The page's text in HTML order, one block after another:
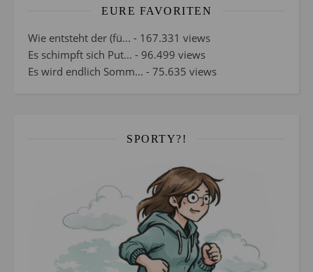
EURE FAVORITEN
Wie entsteht der (fü... - 167.331 views
Es schimpft sich Put... - 96.499 views
Es wird endlich Somm... - 75.635 views
SPORTY?!